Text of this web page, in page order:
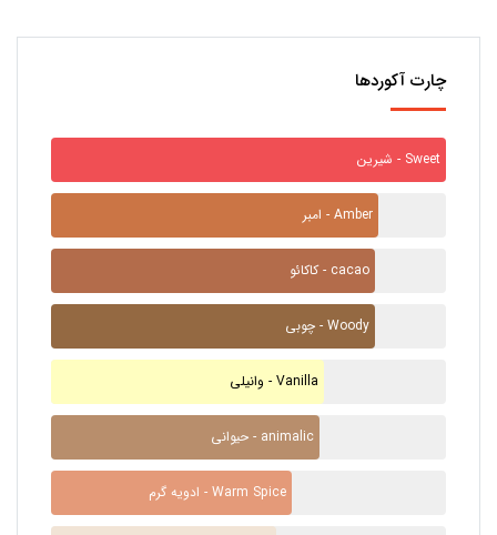
چارت آکوردها
شیرین - Sweet
امبر - Amber
کاکائو - cacao
چوبی - Woody
وانیلی - Vanilla
حیوانی - animalic
ادویه گرم - Warm Spice